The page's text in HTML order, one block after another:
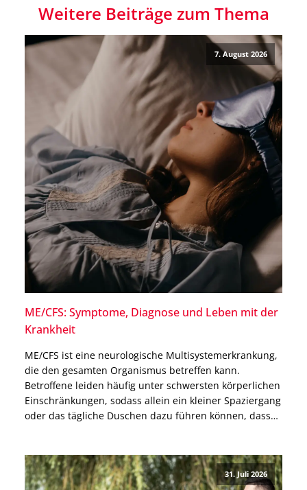
Weitere Beiträge zum Thema
7. August 2026
ME/CFS: Symptome, Diagnose und Leben mit der
Krankheit
ME/CFS ist eine neurologische Multisystemerkrankung,
die den gesamten Organismus betreffen kann.
Betroffene leiden häufig unter schwersten körperlichen
Einschränkungen, sodass allein ein kleiner Spaziergang
oder das tägliche Duschen dazu führen können, dass
Erschöpfungszustand ist, welche Ursachen bekannt
und welche Therapien möglich sind, […]
31. Juli 2026